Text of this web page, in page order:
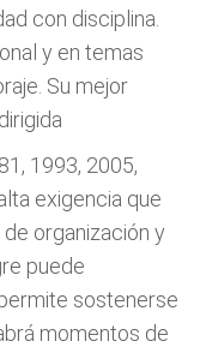
con disciplina.
y en temas
Su mejor
1993, 2005,
exigencia que
organización y
puede
sostenerse
momentos de